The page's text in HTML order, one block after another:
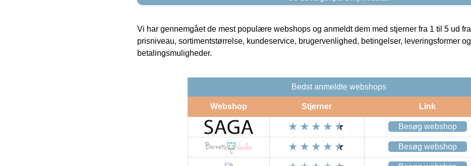
Vi har gennemgået de mest populære webshops og anmeldt dem med stjerner fra 1 til 5 ud
prisniveau, sortimentstørrelse, kundeservice, brugervenlighed, betingelser, leveringsformer og
betalingsmuligheder.
Bedst anmeldte webshops
Webshop Stjerner Link
Besøg webshop
Besøg webshop